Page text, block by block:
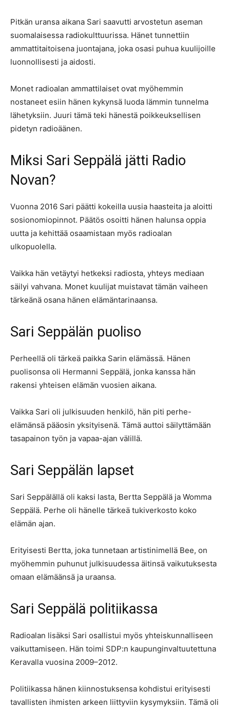
Pitkän uransa aikana Sari saavutti arvostetun aseman
suomalaisessa radiokulttuurissa. Hänet tunnettiin
ammattitaitoisena juontajana, joka osasi puhua kuulijoille
luonnollisesti ja aidosti.
Monet radioalan ammattilaiset ovat myöhemmin
nostaneet esiin hänen kykynsä luoda lämmin tunnelma
lähetyksiin. Juuri tämä teki hänestä poikkeuksellisen
pidetyn radioäänen.
Miksi Sari Seppälä jätti Radio
Novan?
Vuonna 2016 Sari päätti kokeilla uusia haasteita ja aloitti
sosionomiopinnot. Päätös osoitti hänen halunsa oppia
uutta ja kehittää osaamistaan myös radioalan
ulkopuolella.
Vaikka hän vetäytyi hetkeksi radiosta, yhteys mediaan
säilyi vahvana. Monet kuulijat muistavat tämän vaiheen
tärkeänä osana hänen elämäntarinaansa.
Sari Seppälän puoliso
Perheellä oli tärkeä paikka Sarin elämässä. Hänen
puolisonsa oli Hermanni Seppälä, jonka kanssa hän
rakensi yhteisen elämän vuosien aikana.
Vaikka Sari oli julkisuuden henkilö, hän piti perhe-
elämänsä pääosin yksityisenä. Tämä auttoi säilyttämään
tasapainon työn ja vapaa-ajan välillä.
Sari Seppälän lapset
Sari Seppälällä oli kaksi lasta, Bertta Seppälä ja Womma
Seppälä. Perhe oli hänelle tärkeä tukiverkosto koko
elämän ajan.
Erityisesti Bertta, joka tunnetaan artistinimellä Bee, on
myöhemmin puhunut julkisuudessa äitinsä vaikutuksesta
omaan elämäänsä ja uraansa.
Sari Seppälä politiikassa
Radioalan lisäksi Sari osallistui myös yhteiskunnalliseen
vaikuttamiseen. Hän toimi SDP:n kaupunginvaltuutettuna
Keravalla vuosina 2009–2012.
Politiikassa hänen kiinnostuksensa kohdistui erityisesti
tavallisten ihmisten arkeen liittyviin kysymyksiin. Tämä oli